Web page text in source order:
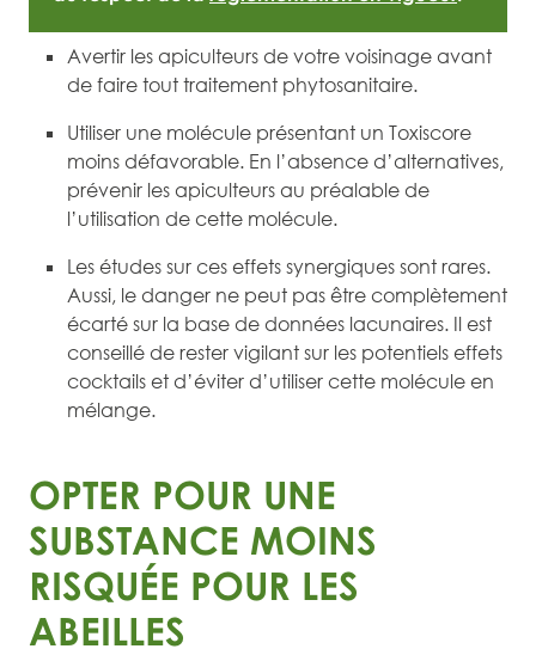
Avertir les apiculteurs de votre voisinage avant
de faire tout traitement phytosanitaire.
Utiliser une molécule présentant un Toxiscore
moins défavorable. En l’absence d’alternatives,
prévenir les apiculteurs au préalable de
l’utilisation de cette molécule.
Les études sur ces effets synergiques sont rares.
Aussi, le danger ne peut pas être complètement
écarté sur la base de données lacunaires. Il est
conseillé de rester vigilant sur les potentiels effets
cocktails et d’éviter d’utiliser cette molécule en
mélange.
OPTER POUR UNE
SUBSTANCE MOINS
RISQUÉE POUR LES
ABEILLES